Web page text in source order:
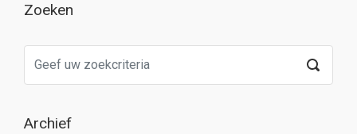
Zoeken
Archief